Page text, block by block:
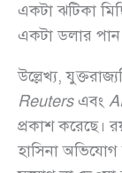
একটা ঝটিকা
একটা ডলার
উল্লেখ্য,
Reutersএবং
প্রকাশ করেছে।
হাসিনা